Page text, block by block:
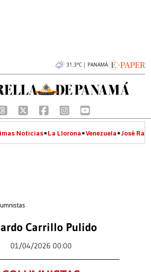
31.3°C | PANAMÁ
Noticias La Llorona Venezuela José
Carrillo Pulido
01/04/2026 00:00